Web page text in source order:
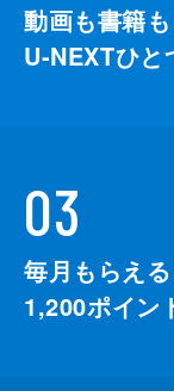
動画も書籍も
U-NEXTひと
03
毎月もらえる
1,200ポイン